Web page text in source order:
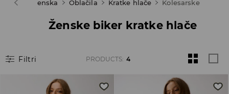
House Ženska Oblačila Kratke hlače Kolesarske
Ženske biker kratke hlače
Filtri PRODUCTS: 4